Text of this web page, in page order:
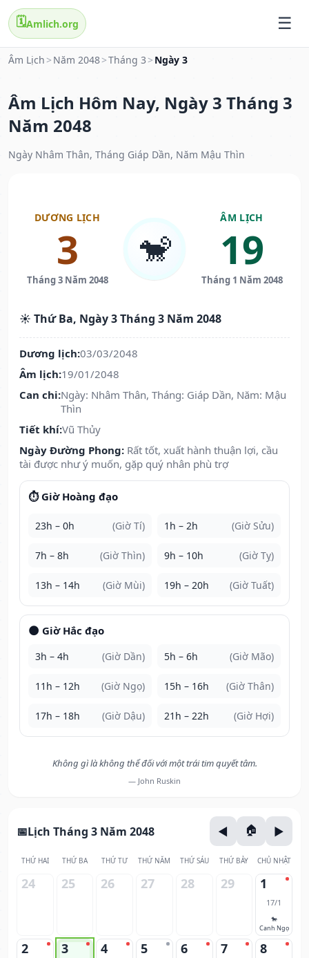
🗓️Amlich.org
Âm Lịch > Năm 2048>Tháng 3 > Ngày 3
Âm Lịch Hôm Nay, Ngày 3 Tháng 3
Năm 2048
Ngày Nhâm Thân, Tháng Giáp Dần, Năm Mậu Thìn
DƯƠNG LỊCH
3
Tháng 3 Năm 2048
🐒
ÂM LỊCH
19
Tháng 1 Năm 2048
☀️ Thứ Ba, Ngày 3 Tháng 3 Năm 2048
Dương lịch:03/03/2048
Âm lịch:19/01/2048
Can chi:Ngày: Nhâm Thân, Tháng: Giáp Dần, Năm: Mậu
Thìn
Tiết khí:Vũ Thủy
Ngày Đường Phong: Rất tốt, xuất hành thuận lợi, cầu
tài được như ý muốn, gặp quý nhân phù trợ
⏱️ Giờ Hoàng đạo
23h – 0h (Giờ Tí) 1h – 2h (Giờ Sửu)
7h – 8h (Giờ Thìn) 9h – 10h (Giờ Tỵ)
13h – 14h (Giờ Mùi) 19h – 20h (Giờ Tuất)
🌑 Giờ Hắc đạo
3h – 4h (Giờ Dần) 5h – 6h (Giờ Mão)
11h – 12h (Giờ Ngọ) 15h – 16h (Giờ Thân)
17h – 18h (Giờ Dậu) 21h – 22h (Giờ Hợi)
Không gì là không thể đối với một trái tim quyết tâm.
— John Ruskin
Lịch Tháng 3 Năm 2048
THỨ HAI THỨ BA THỨ TƯ THỨ NĂM THỨ SÁU THỨ BẢY CHỦ NHẬT
24 25 26 27 28 29 1
17/1
🐎
Canh Ngọ
2 3 4 5 6 7 8